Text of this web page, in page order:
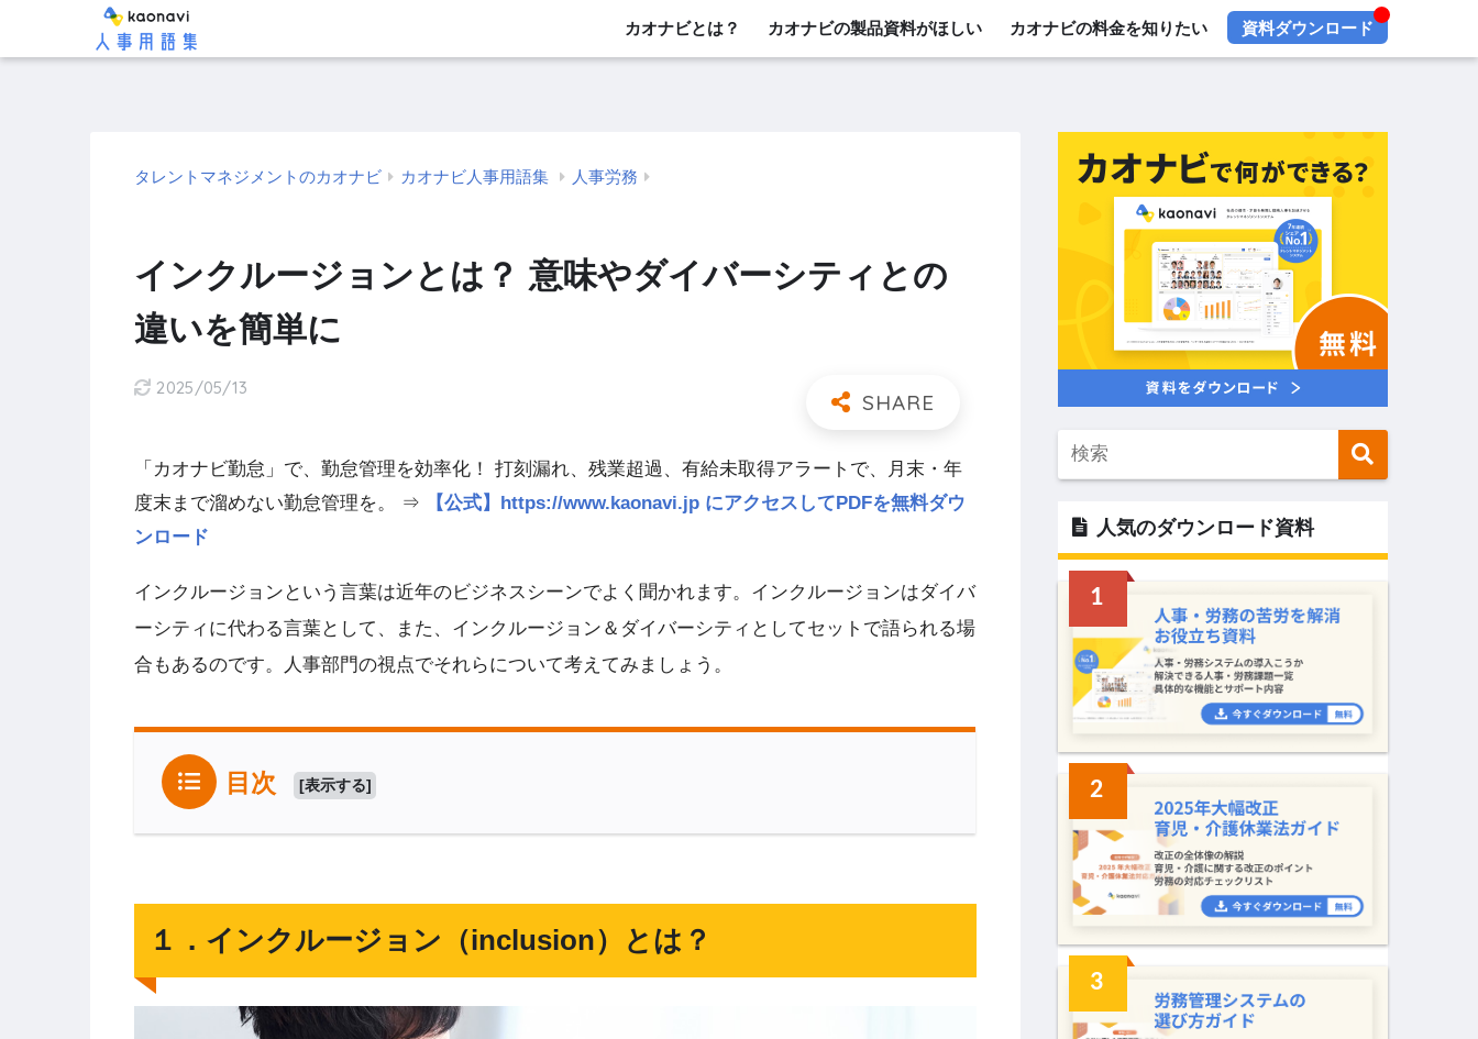
カオナビとは？ カオナビの製品資料がほしい カオナビの料金を知りたい 資料ダウンロード
タレントマネジメントのカオナビ カオナビ人事用語集 人事労務
インクルージョンとは？ 意味やダイバーシティとの
違いを簡単に
2025/05/13
「カオナビ勤怠」で、勤怠管理を効率化！ 打刻漏れ、残業超過、有給未取得アラートで、月末・年
度末まで溜めない勤怠管理を。 ⇒
【公式】https://www.kaonavi.jp にアクセスしてPDFを無料ダウ
ンロード
インクルージョンという言葉は近年のビジネスシーンでよく聞かれます。インクルージョンはダイバ
ーシティに代わる言葉として、また、インクルージョン＆ダイバーシティとしてセットで語られる場
合もあるのです。人事部門の視点でそれらについて考えてみましょう。
目次 [表示する]
１．インクルージョン（inclusion）とは？
人気のダウンロード資料